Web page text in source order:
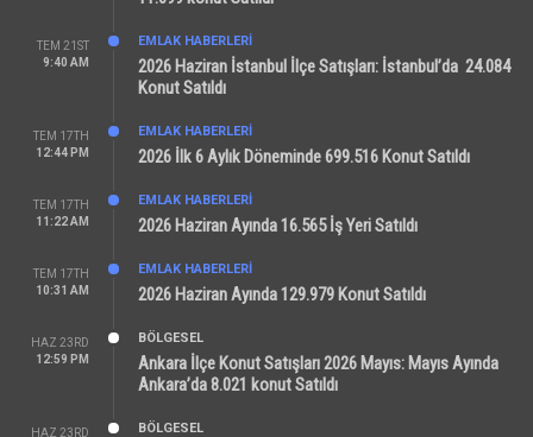
TEM 21ST
9:40 AM
EMLAK HABERLERI
2026 Haziran İstanbul İlçe Satışları: İstanbul’da 24.084
Konut Satıldı
TEM 17TH
12:44 PM
EMLAK HABERLERI
2026 İlk 6 Aylık Döneminde 699.516 Konut Satıldı
TEM 17TH
11:22 AM
EMLAK HABERLERI
2026 Haziran Ayında 16.565 İş Yeri Satıldı
TEM 17TH
10:31 AM
EMLAK HABERLERI
2026 Haziran Ayında 129.979 Konut Satıldı
HAZ 23RD
12:59 PM
BÖLGESEL
Ankara İlçe Konut Satışları 2026 Mayıs: Mayıs Ayında
Ankara’da 8.021 konut Satıldı
HAZ 23RD BÖLGESEL